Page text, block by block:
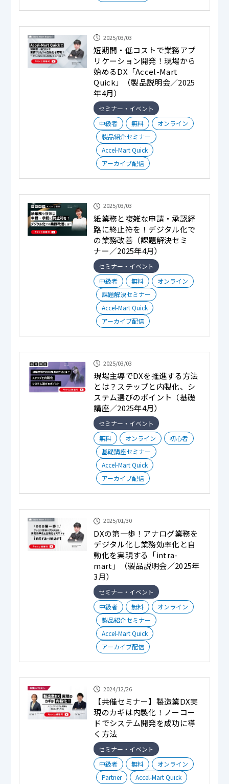
2025/03/03
短期間・低コストで業務アプ
リケーション開発！現場から
始めるDX「Accel-Mart
Quick」（製品説明会／2025
年4月）
セミナー・イベント
中級者
無料
オンライン
製品紹介セミナー
Accel-Mart Quick
アーカイブ配信
2025/03/03
紙業務と複雑な申請・承認経
路に終止符を！デジタル化で
の業務改善（課題解決セミ
ナー／2025年4月）
セミナー・イベント
中級者
無料
オンライン
課題解決セミナー
Accel-Mart Quick
アーカイブ配信
2025/03/03
現場主導でDXを推進する方法
とは？ステップと内製化、シ
ステム選びのポイント（基礎
講座／2025年4月）
セミナー・イベント
無料
オンライン
初心者
基礎講座セミナー
Accel-Mart Quick
アーカイブ配信
2025/01/30
DXの第一歩！アナログ業務を
デジタル化し業務効率化と自
動化を実現する「intra-
mart」（製品説明会／2025年
3月）
セミナー・イベント
中級者
無料
オンライン
製品紹介セミナー
Accel-Mart Quick
アーカイブ配信
2024/12/26
【共催セミナー】製造業DX実
現のカギは内製化！ノーコー
ドでシステム開発を成功に導
く方法
セミナー・イベント
中級者
無料
オンライン
Partner
Accel-Mart Quick